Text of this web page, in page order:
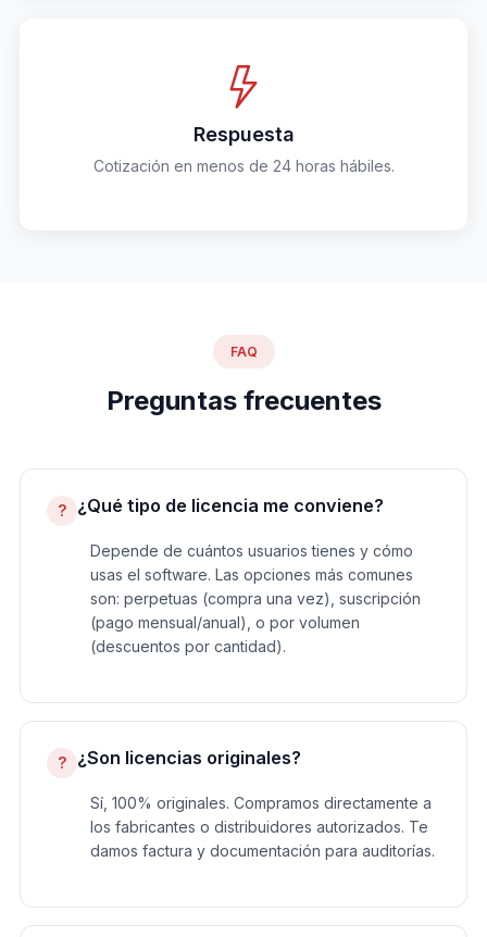
Respuesta
Cotización en menos de 24 horas hábiles.
FAQ
Preguntas frecuentes
? ¿Qué tipo de licencia me conviene?
Depende de cuántos usuarios tienes y cómo
usas el software. Las opciones más comunes
son: perpetuas (compra una vez), suscripción
(pago mensual/anual), o por volumen
(descuentos por cantidad).
? ¿Son licencias originales?
Sí, 100% originales. Compramos directamente a
los fabricantes o distribuidores autorizados. Te
damos factura y documentación para auditorías.